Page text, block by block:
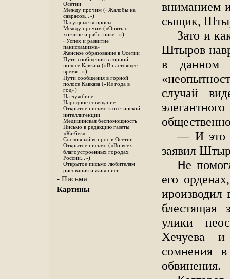
Осетии
Между прочим («Жалобы на
саврасов...»)
Насущные вопросы
Между прочим («Опять о
хозяине и работнике...»)
«Успех и развитие
панисламизма»
Женское образование в Осетии
Пути сообщения в горной
полосе Кавказа («В настоящее
время...»)
Пути сообщения в горной
полосе Кавказа («Из года в
год»)
На чужбине
Народное совещание
Открытое письмо к осетинской
интеллигенции
Медицинская беспомощность
Письмо в редакцию газеты
«Каз6ек»
Сословный вопрос в Осетии
Открытое письмо («Во всех
благоустроенных городах
России...»)
Открытое письмо любителям
рисования и живописи
- Письма
Картины
вниманием
сыщик,
Зато и
Штыров
в данном
случай
— И это
заявил
Не
его
ироизводил
блестящая
улики
Хечуева и
сомнения
обвинения.